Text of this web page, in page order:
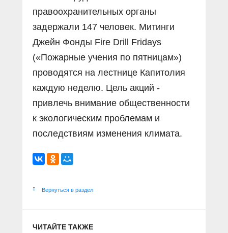
правоохранительных органы
задержали 147 человек. Митинги
Джейн Фонды Fire Drill Fridays
(«Пожарные учения по пятницам»)
проводятся на лестнице Капитолия
каждую неделю. Цель акций -
привлечь внимание общественности
к экологическим проблемам и
последствиям изменения климата.
Вернуться в раздел
ЧИТАЙТЕ ТАКЖЕ